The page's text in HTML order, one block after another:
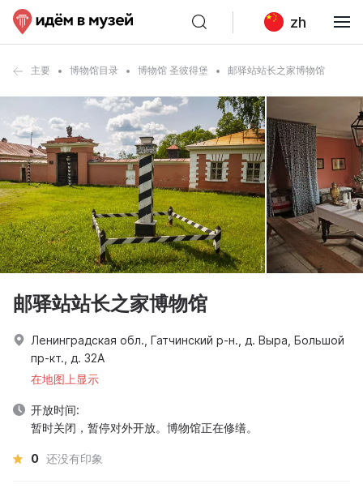
zh
主要 博物馆目录 博物馆 圣彼得堡 邮驿站站长之家博物馆
邮驿站站长之家博物馆
Ленинградская обл., Гатчинский р-н., д. Выра, Большой
пр-кт., д. 32А
在地图上显示
开放时间:
暂时关闭，暂停对外开放。博物馆正在修缮。
0 还没有印象